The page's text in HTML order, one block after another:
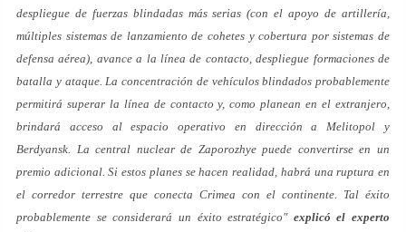
despliegue de fuerzas blindadas más serias (con el apoyo de artillería,
múltiples sistemas de lanzamiento de cohetes y cobertura por sistemas de
defensa aérea), avance a la línea de contacto, despliegue formaciones de
batalla y ataque. La concentración de vehículos blindados probablemente
permitirá superar la línea de contacto y, como planean en el extranjero,
brindará acceso al espacio operativo en dirección a Melitopol y
Berdyansk. La central nuclear de Zaporozhye puede convertirse en un
premio adicional. Si estos planes se hacen realidad, habrá una ruptura en
el corredor terrestre que conecta Crimea con el continente. Tal éxito
probablemente se considerará un éxito estratégico"explicó el experto